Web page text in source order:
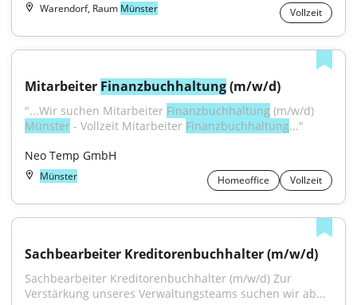
Warendorf, Raum Münster Vollzeit
Mitarbeiter Finanzbuchhaltung (m/w/d)
"...Wir suchen Mitarbeiter Finanzbuchhaltung
Münster - Vollzeit Mitarbeiter Finanzbuchhaltung..."
Neo Temp GmbH
Münster Homeoffice Vollzeit
Sachbearbeiter Kreditorenbuchhalter (m/w/d)
Sachbearbeiter Kreditorenbuchhalter (m/w/d) Zur
Verstärkung unseres Verwaltungsteams suchen wir ab...